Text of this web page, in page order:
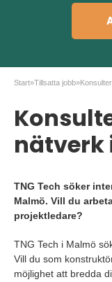
Start»Tillsatta jobb»
nätverk
TNG Tech söker
Malmö. Vill du
projektledare?
TNG Tech i Malmö
Vill du som
möjlighet att bredda